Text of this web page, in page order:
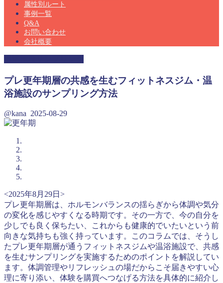
属性別ルート
事例一覧
Q&A
お問い合わせ
会社概要
プレ更年期層の共感を生むフィットネスジム・温
浴施設のサンプリング方法
@kana 2025-08-29
<2025年8月29日>
プレ更年期層は、ホルモンバランスの揺らぎから体調や気分
の変化を感じやすくなる時期です。その一方で、今の自分を
少しでも良く保ちたい、これからも健康的でいたいという前
向きな気持ちも強く持っています。このコラムでは、そうし
たプレ更年期層が通うフィットネスジムや温浴施設で、共感
を生むサンプリングを実施するためのポイントを解説してい
ます。体調管理やリフレッシュの場だからこそ届きやすい心
理に寄り添い、体験を購買へつなげる方法を具体的に紹介し